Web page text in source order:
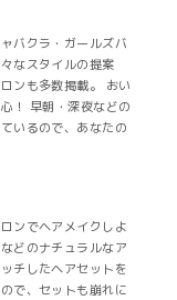
バクラ・ガールズバ
なスタイルの提案
ンも多数掲載。 おい
！ 早朝・深夜などの
いるので、あなたの
ンでヘアメイクしよ
どのナチュラルなア
チしたヘアセットを
で、セットも崩れに